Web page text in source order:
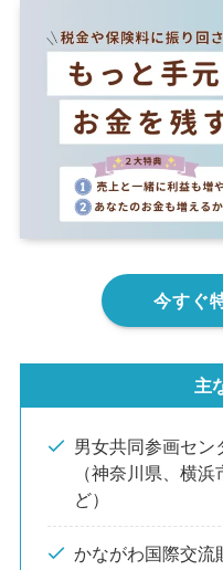
今すぐ
主
男女共同参画セン
（神奈川県、横
ど）
かながわ国際交流